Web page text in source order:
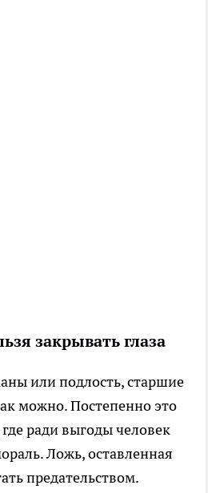
закрывать глаза
или подлость, старшие
можно. Постепенно это
ради выгоды человек
Ложь, оставленная
предательством.